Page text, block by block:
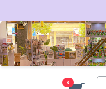
0